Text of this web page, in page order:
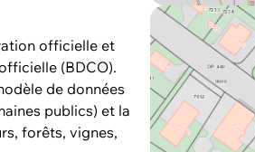
officielle et
(BDCO).
de données
publics) et la
forêts, vignes,